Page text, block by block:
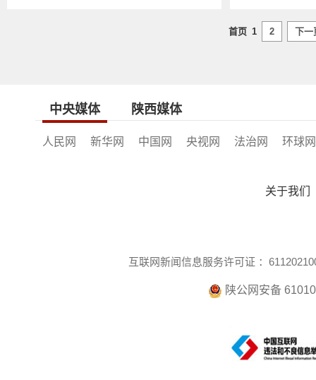
首页 1 2 下一
中央媒体 陕西媒体
人民网 新华网 中国网 央视网 法治网 环球网
关于我们
互联网新闻信息服务许可证 ：
陕公网安备